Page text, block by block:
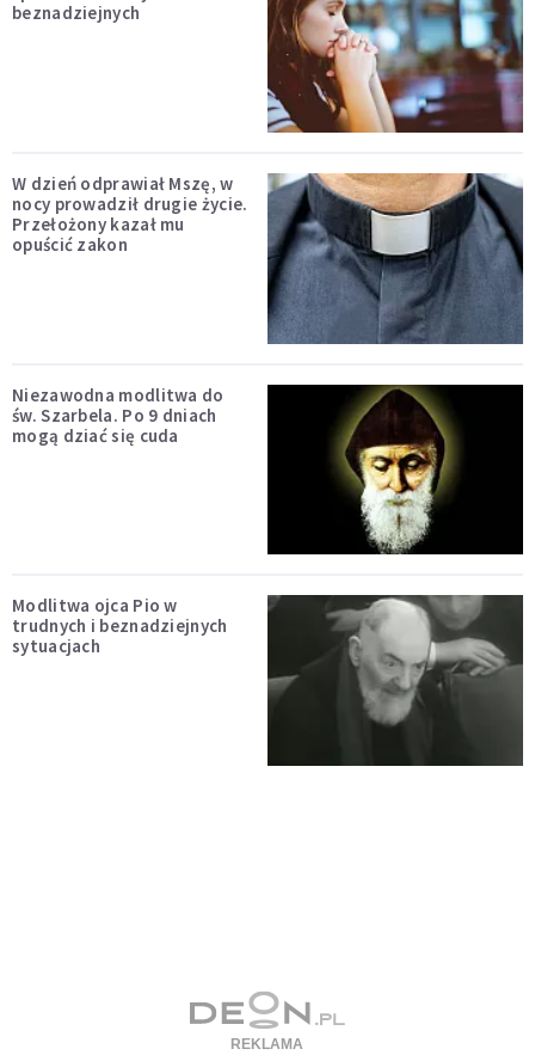
beznadziejnych
W dzień odprawiał Mszę, w
nocy prowadził drugie życie.
Przełożony kazał mu
opuścić zakon
Niezawodna modlitwa do
św. Szarbela. Po 9 dniach
mogą dziać się cuda
Modlitwa ojca Pio w
trudnych i beznadziejnych
sytuacjach